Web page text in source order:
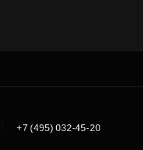
+7 (495) 032-45-20